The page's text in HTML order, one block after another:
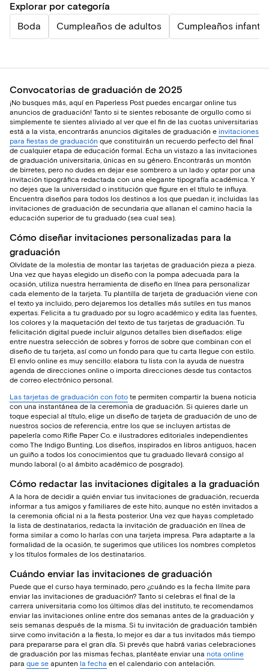
Explorar por categoría
Boda
Cumpleaños de adultos Cumpleaños
Convocatorias de graduación de 2025
¡No busques más, aquí en Paperless Post puedes encargar online tus
anuncios de graduación! Tanto si te sientes rebosante de orgullo como si
simplemente te sientes aliviado al ver que el fin de las cuotas universitarias
está a la vista, encontrarás anuncios digitales de graduación e invitaciones
para fiestas de graduación que constituirán un recuerdo perfecto del final
de cualquier etapa de educación formal. Echa un vistazo a las invitaciones
de graduación universitaria, únicas en su género. Encontrarás un montón
de birretes, pero no dudes en dejar ese sombrero a un lado y optar por una
invitación tipográfica redactada con una elegante tipografía académica. Y
no dejes que la universidad o institución que figure en el título te influya.
Encuentra diseños para todos los destinos a los que puedan ir, incluidas las
invitaciones de graduación de secundaria que allanan el camino hacia la
educación superior de tu graduado (sea cual sea).
Cómo diseñar invitaciones personalizadas para la
graduación
Olvídate de la molestia de montar las tarjetas de graduación pieza a pieza.
Una vez que hayas elegido un diseño con la pompa adecuada para la
ocasión, utiliza nuestra herramienta de diseño en línea para personalizar
cada elemento de la tarjeta. Tu plantilla de tarjeta de graduación viene con
el texto ya incluido, pero dejaremos los detalles más sutiles en tus manos
expertas. Felicita a tu graduado por su logro académico y edita las fuentes,
los colores y la maquetación del texto de tus tarjetas de graduación. Tu
felicitación digital puede incluir algunos detalles bien diseñados: elige
entre nuestra selección de sobres y forros de sobre que combinan con el
diseño de tu tarjeta, así como un fondo para que tu carta llegue con estilo.
El envío online es muy sencillo: elabora tu lista con la ayuda de nuestra
agenda de direcciones online o importa direcciones desde tus contactos
de correo electrónico personal.
Las tarjetas de graduación con foto te permiten compartir la buena noticia
con una instantánea de la ceremonia de graduación. Si quieres darle un
toque especial al título, elige un diseño de tarjeta de graduación de uno de
nuestros socios de referencia, entre los que se incluyen artistas de
papelería como Rifle Paper Co. e ilustradores editoriales independientes
como The Indigo Bunting. Los diseños, inspirados en libros antiguos, hacen
un guiño a todos los conocimientos que tu graduado llevará consigo al
mundo laboral (o al ámbito académico de posgrado).
Cómo redactar las invitaciones digitales a la graduación
A la hora de decidir a quién enviar tus invitaciones de graduación, recuerda
informar a tus amigos y familiares de este hito, aunque no estén invitados a
la ceremonia oficial ni a la fiesta posterior. Una vez que hayas completado
la lista de destinatarios, redacta la invitación de graduación en línea de
forma similar a como lo harías con una tarjeta impresa. Para adaptarte a la
formalidad de la ocasión, te sugerimos que utilices los nombres completos
y los títulos formales de los destinatarios.
Cuándo enviar las invitaciones de graduación
Puede que el curso haya terminado, pero ¿cuándo es la fecha límite para
enviar las invitaciones de graduación? Tanto si celebras el final de la
carrera universitaria como los últimos días del instituto, te recomendamos
enviar las invitaciones online entre dos semanas antes de la graduación y
seis semanas después de la misma. Si tu invitación de graduación también
sirve como invitación a la fiesta, lo mejor es dar a tus invitados más tiempo
para prepararse para el gran día. Si prevés que habrá varias celebraciones
de graduación por las mismas fechas, plantéate enviar una nota online
para que se apunten la fecha en el calendario con antelación.